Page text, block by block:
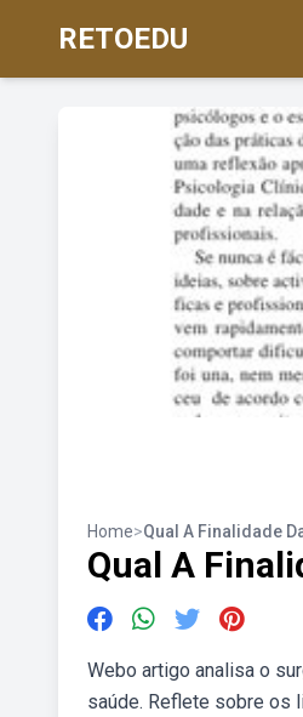
RETOEDU
Home>Qual A Finalidade
Qual A
Webo artigo analisa o
saúde. Reflete sobre os